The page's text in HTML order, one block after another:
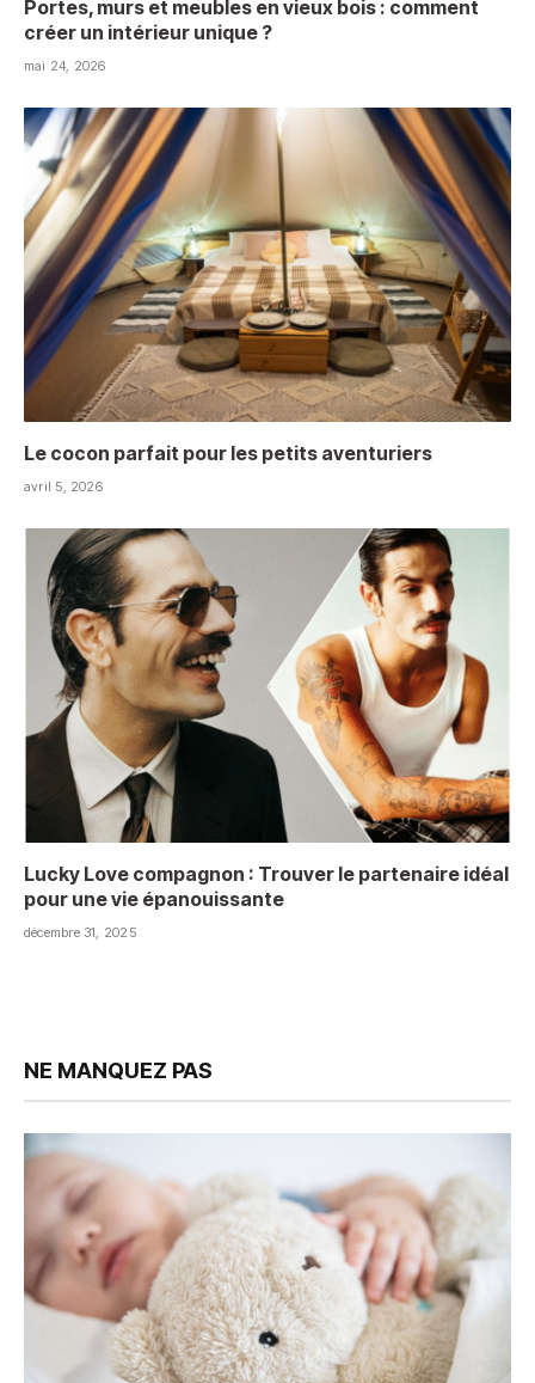
Portes, murs et meubles en vieux bois : comment
créer un intérieur unique ?
mai 24, 2026
Le cocon parfait pour les petits aventuriers
avril 5, 2026
Lucky Love compagnon : Trouver le partenaire idéal
pour une vie épanouissante
décembre 31, 2025
NE MANQUEZ PAS